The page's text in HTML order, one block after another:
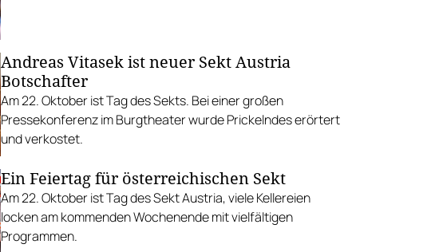
Andreas Vitasek ist neuer Sekt Austria
Botschafter
Am 22. Oktober ist Tag des Sekts. Bei einer großen
Pressekonferenz im Burgtheater wurde Prickelndes erörtert
und verkostet.
Ein Feiertag für österreichischen Sekt
Am 22. Oktober ist Tag des Sekt Austria, viele Kellereien
locken am kommenden Wochenende mit vielfältigen
Programmen.